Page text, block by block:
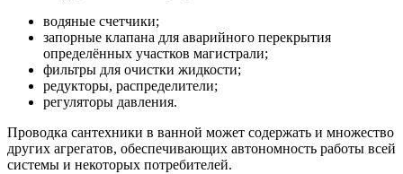
водяные счетчики;
запорные клапана для аварийного перекрытия
определённых участков магистрали;
фильтры для очистки жидкости;
редукторы, распределители;
регуляторы давления.
Проводка сантехники в ванной может содержать и множество
других агрегатов, обеспечивающих автономность работы всей
системы и некоторых потребителей.